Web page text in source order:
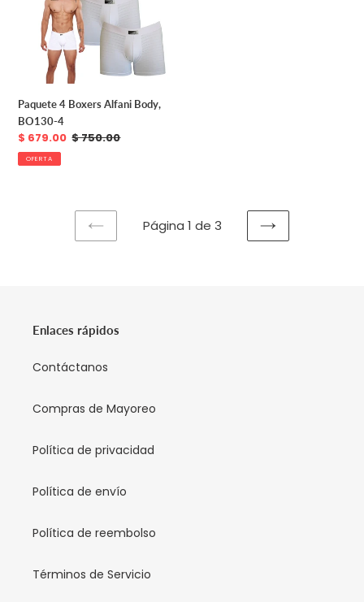
Body,
BO130-
Paquete 4 Boxers Alfani Body,
BO130-4
Precio
de
venta
$ 679.00 Precio
$ 750.00
OFERTA
PAGINA
Página 1 de 3
SIGUIENTE
Enlaces rápidos
Contáctanos
Compras de Mayoreo
Política de privacidad
Política de envío
Política de reembolso
Términos de Servicio